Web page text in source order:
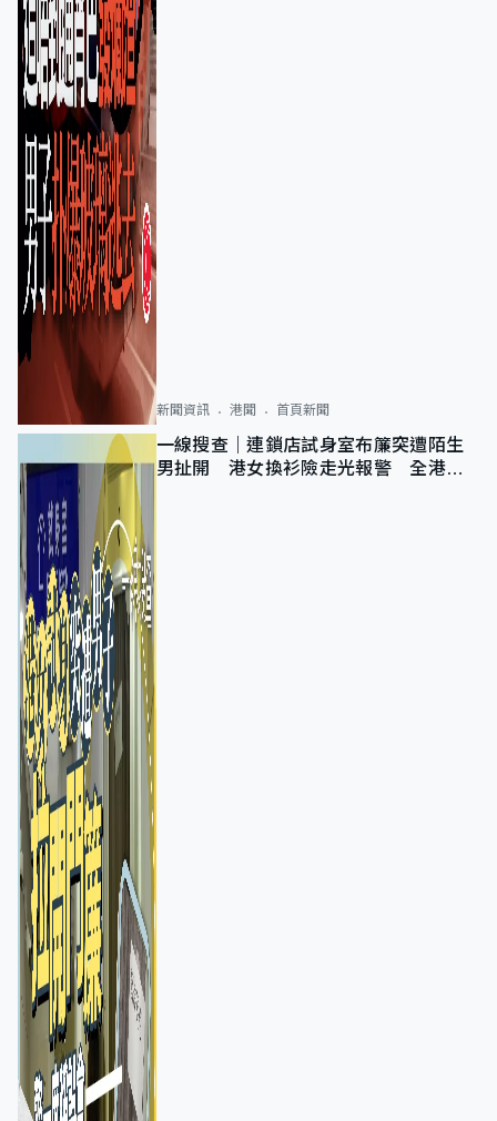
新聞資訊 港聞 首頁新聞
一線搜查｜連鎖店試身室布簾突遭陌生
男扯開 港女換衫險走光報警 全港分